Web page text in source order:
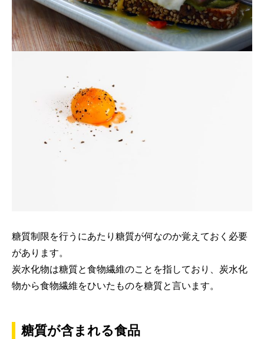
糖質制限を行うにあたり糖質が何なのか覚えておく必要
があります。
炭水化物は糖質と食物繊維のことを指しており、炭水化
物から食物繊維をひいたものを糖質と言います。
糖質が含まれる食品